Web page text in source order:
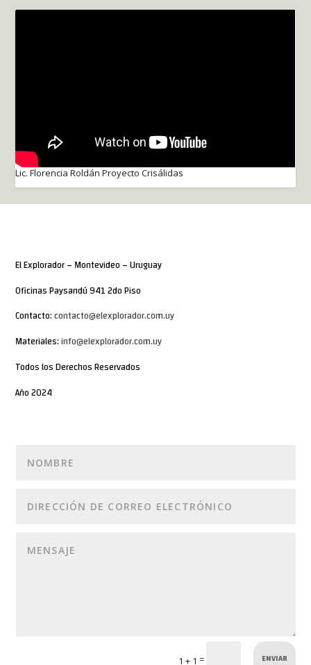
Lic. Florencia Roldán Proyecto Crisálidas
El Explorador – Montevideo – Uruguay
Oficinas Paysandú 941 2do Piso
Contacto:contacto@elexplorador.com.uy
Materiales:info@elexplorador.com.uy
Todos los Derechos Reservados
Año 2024
1 + 1 = ENVIAR